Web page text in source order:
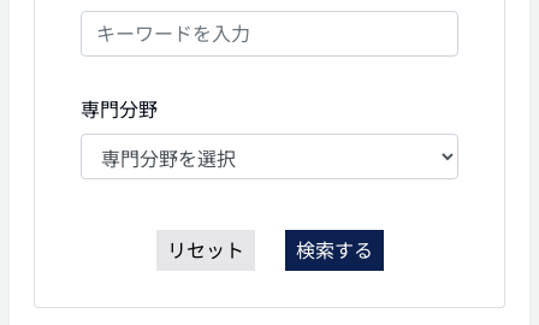
専門分野
リセット 検索する